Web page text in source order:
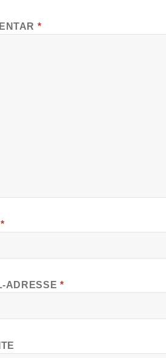
*
*
ADRESSE *